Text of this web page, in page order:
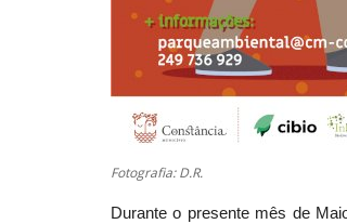
Fotografia: D.R.
Durante o presente mês de